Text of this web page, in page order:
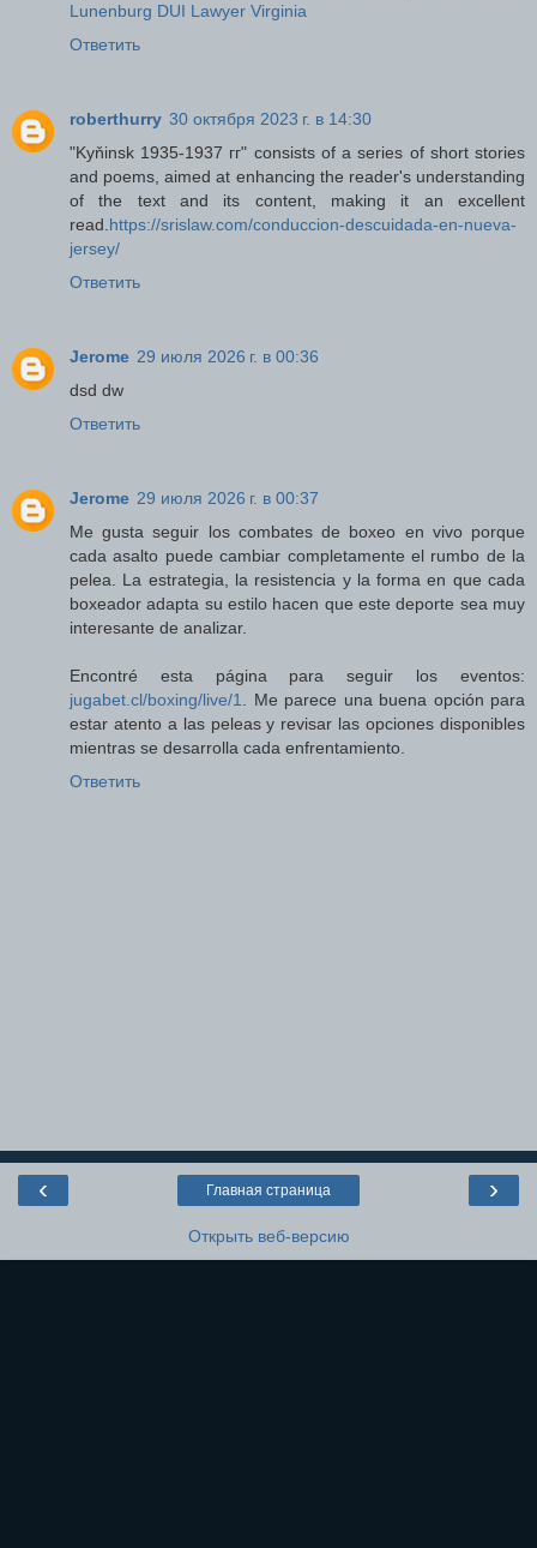
Lunenburg DUI Lawyer Virginia
Ответить
roberthurry 30 октября 2023 г. в 14:30
"Kyňinsk 1935-1937 гг" consists of a series of short stories
and poems, aimed at enhancing the reader's understanding
of the text and its content, making it an excellent
read. https://srislaw.com/conduccion-descuidada-en-nueva-
jersey/
Ответить
Jerome 29 июля 2026 г. в 00:36
dsd dw
Ответить
Jerome 29 июля 2026 г. в 00:37
Me gusta seguir los combates de boxeo en vivo porque
cada asalto puede cambiar completamente el rumbo de la
pelea. La estrategia, la resistencia y la forma en que cada
boxeador adapta su estilo hacen que este deporte sea muy
interesante de analizar.
Encontré esta página para seguir los eventos:
jugabet.cl/boxing/live/1
. Me parece una buena opción para
estar atento a las peleas y revisar las opciones disponibles
mientras se desarrolla cada enfrentamiento.
Ответить
‹ ›
Главная страница
Открыть веб-версию